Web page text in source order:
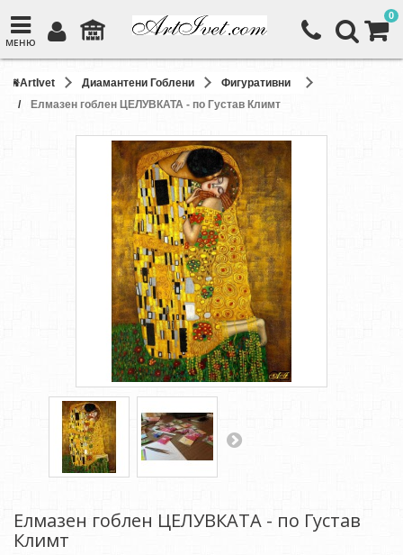
МЕНЮ
0
ArtIvet Диамантени Гоблени
Фигуративни
Елмазен гоблен ЦЕЛУВКАТА - по Густав Климт
Елмазен гоблен ЦЕЛУВКАТА - по Густав
Климт